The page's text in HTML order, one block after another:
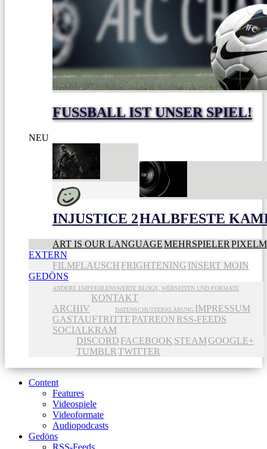
FUSSBALL IST UNSER SPIEL!
NEU
INJUSTICE 2HALBFESTE
ART IS OUR LANGUAGEMEHRSPIELER
EXTERN
FILMFLAUSCH FRIGHTENING INSERT MOIN
GEDÖNS
ANDERE EMPFEHLENSWERTE BLOGS, WEBSEITEN UND FORMATE
ARCHIV
KONTAKT
DATENSCHUTZERKLÄRUNG IMPRESSUM
GASTAUFTRITTE PATREON RSS-FEEDS
SOCIALKRAM
DISCORD FACEBOOK STEAMGOOGLE+
TUMBLR TWITTER
Content
Features
Videospiele
Videoformate
Audiopodcasts
Gedöns